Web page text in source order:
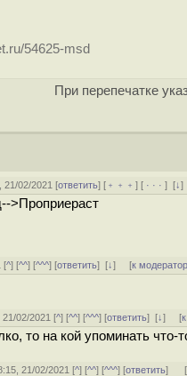
54625-msd
При перепечатке
21/02/2021 [ответить] [ ﹢﹢﹢] [ · · ·][↓
>Проприераст
[^] [^^] [^^^] [ответить][↓] [к
21/02/2021 [^] [^^] [^^^] [ответить][↓] [
то на кой упоминать что-
21/02/2021 [^] [^^] [^^^] [ответить] [